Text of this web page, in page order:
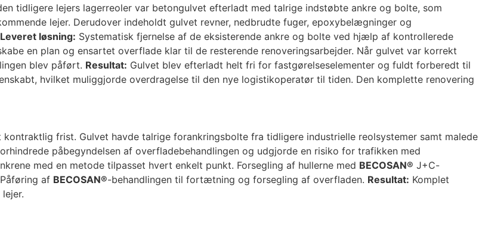
tidligere lejers lagerreoler var betongulvet efterladt med talrige indstøbte ankre og bolte, som
lejer. Derudover indeholdt gulvet revner, nedbrudte fuger, epoxybelægninger og
Leveret løsning: Systematisk fjernelse af de eksisterende ankre og bolte ved hjælp af kontrollerede
en plan og ensartet overflade klar til de resterende renoveringsarbejder. Når gulvet var korrekt
blev påført. Resultat: Gulvet blev efterladt helt fri for fastgørelseselementer og fuldt forberedt til
hvilket muliggjorde overdragelse til den nye logistikoperatør til tiden. Den komplette renovering
kontraktlig frist. Gulvet havde talrige forankringsbolte fra tidligere industrielle reolsystemer samt malede
påbegyndelsen af overfladebehandlingen og udgjorde en risiko for trafikken med
med en metode tilpasset hvert enkelt punkt. Forsegling af hullerne med BECOSAN® J+C-
af BECOSAN®-behandlingen til fortætning og forsegling af overfladen. Resultat: Komplet